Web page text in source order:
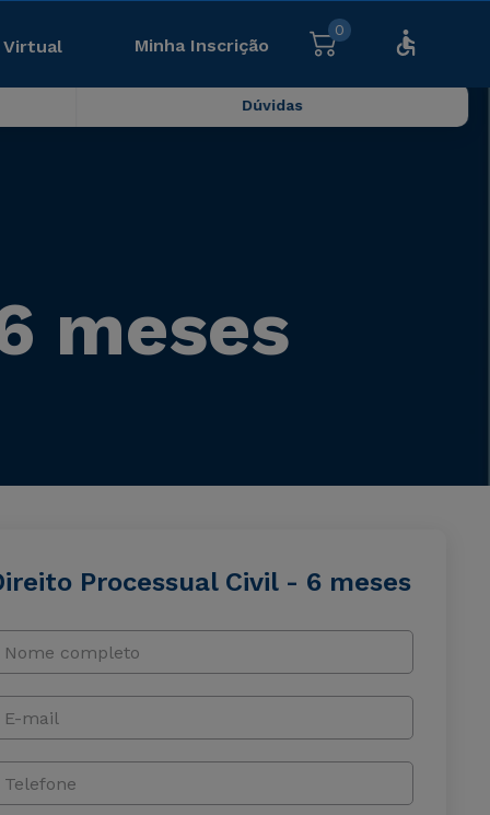
Virtual Minha Inscrição
0
Dúvidas
meses
Processual Civil - 6 meses
Nome completo
E-mail
Telefone